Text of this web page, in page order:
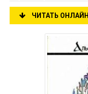
ЧИТАТЬ ОНЛАЙН